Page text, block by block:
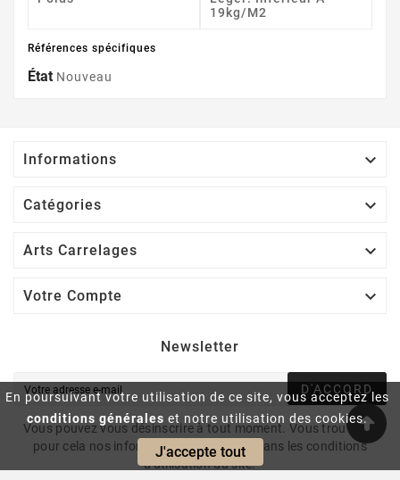
En poursuivant votre utilisation de ce site, vous acceptez les
conditions générales et notre utilisation des cookies.
J'accepte tout
19kg/m2
Références spécifiques
État Nouveau
Informations 
Catégories 
Arts Carrelages 
Votre Compte 
Newsletter
D'ACCORD
Vous pouvez vous désinscrire à tout moment. Vous trouverez
pour cela nos informations de contact dans les conditions
d'utilisation du site.